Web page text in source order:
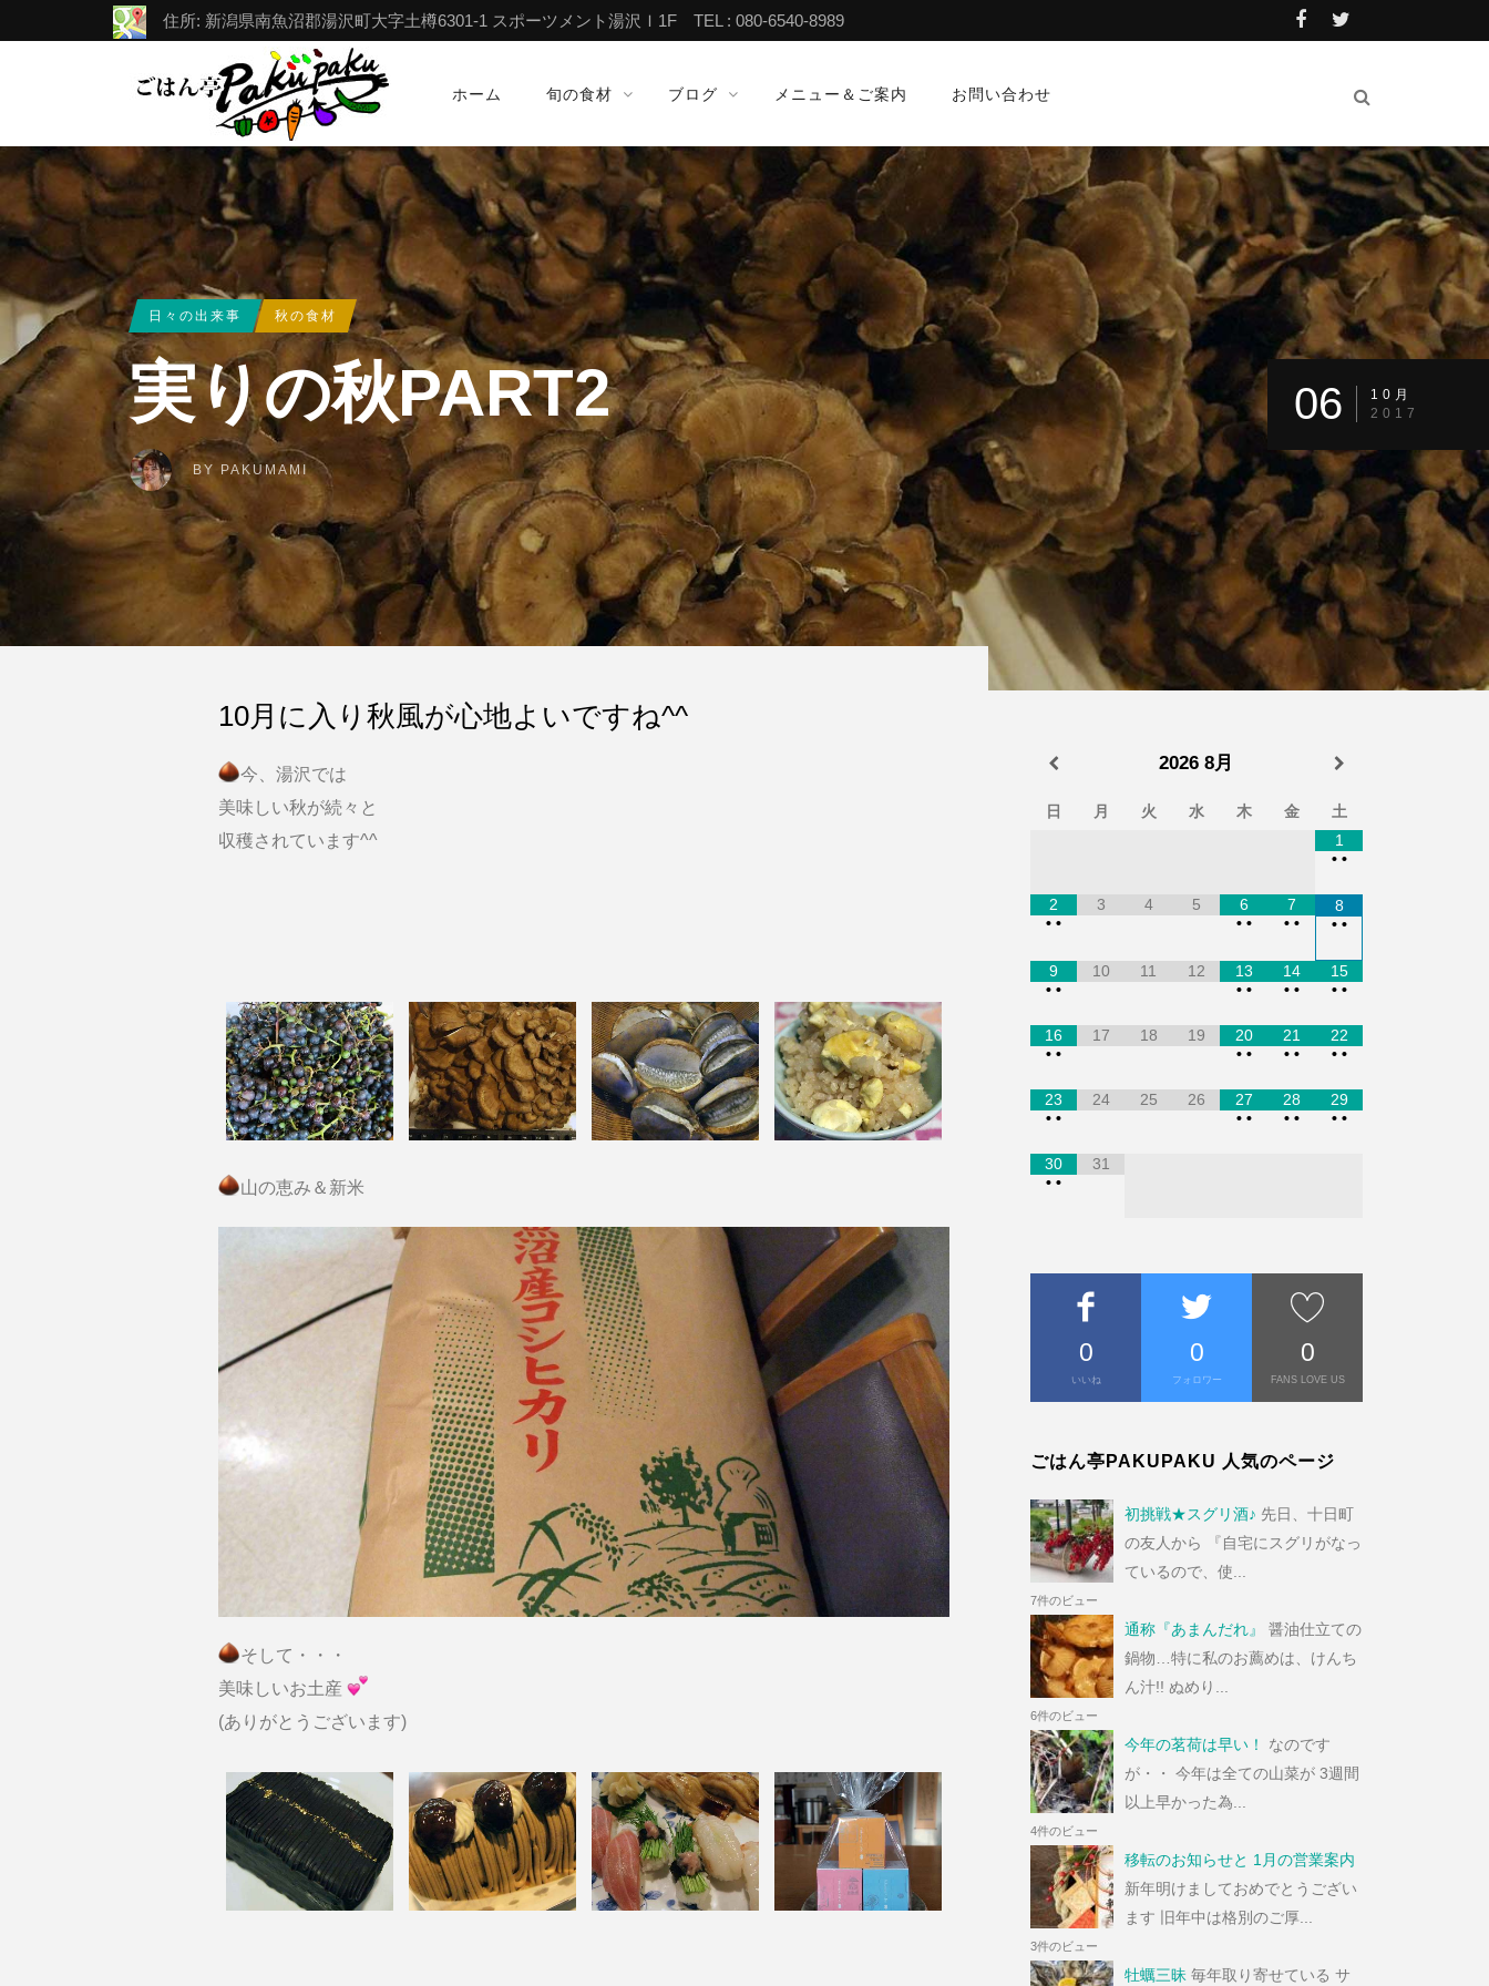
住所: 新潟県南魚沼郡湯沢町大字土樽6301-1 スポーツメント湯沢Ｉ1F TEL : 080-6540-8989
ホーム 旬の食材 ブログ メニュー＆ご案内 お問い合わせ
日々の出来事 秋の食材
実りの秋PART2
BY PAKUMAMI
06
10月
2017
10月に入り秋風が心地よいですね^^
今、湯沢では
美味しい秋が続々と
収穫されています^^
山の恵み＆新米
そして・・・
美味しいお土産
(ありがとうございます)
2026 8月
日 月 火 水 木 金
土
1
• •
2
• •
3 4 5
6
• •
7
• •
8
• •
9
• •
10 11 12
13
• •
14
• •
15
• •
16
• •
17 18 19
20
• •
21
• •
22
• •
23
• •
24 25 26
27
• •
28
• •
29
• •
30
• •
31
0
いいね
0
フォロワー
0
FANS LOVE US
ごはん亭PAKUPAKU 人気のページ
初挑戦★スグリ酒♪ 先日、十日町
の友人から 『自宅にスグリがなっ
ているので、使...
7件のビュー
通称『あまんだれ』
醤油仕立ての
鍋物…特に私のお薦めは、けんち
ん汁!! ぬめり...
6件のビュー
今年の茗荷は早い！
なのです
が・・ 今年は全ての山菜が 3週間
以上早かった為...
4件のビュー
移転のお知らせと 1月の営業案内
新年明けましておめでとうござい
ます 旧年中は格別のご厚...
3件のビュー
牡蠣三昧 毎年取り寄せている サ